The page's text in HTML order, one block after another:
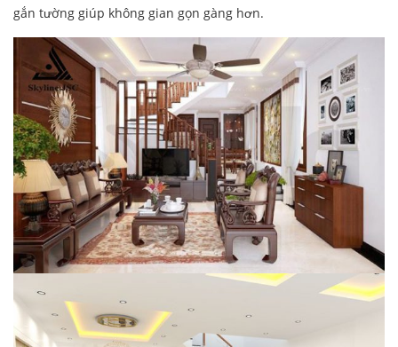
gắn tường giúp không gian gọn gàng hơn.